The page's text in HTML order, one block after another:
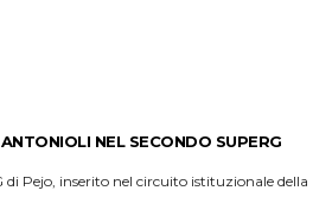
NEL SECONDO SUPERG
di Pejo, inserito nel circuito istituzionale della